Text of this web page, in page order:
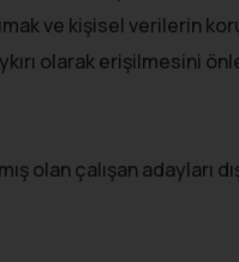
ve kişisel verilerin
olarak erişilmesini
olan çalışan adayları